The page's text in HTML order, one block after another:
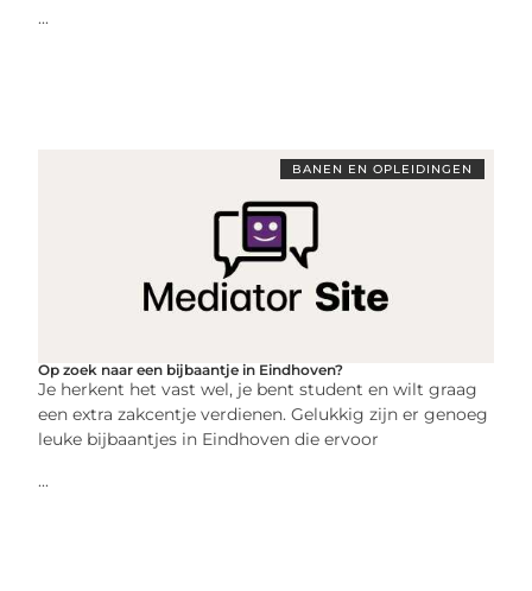
...
BANEN EN OPLEIDINGEN
Op zoek naar een bijbaantje in Eindhoven?
Je herkent het vast wel, je bent student en wilt graag
een extra zakcentje verdienen. Gelukkig zijn er genoeg
leuke bijbaantjes in Eindhoven die ervoor
...